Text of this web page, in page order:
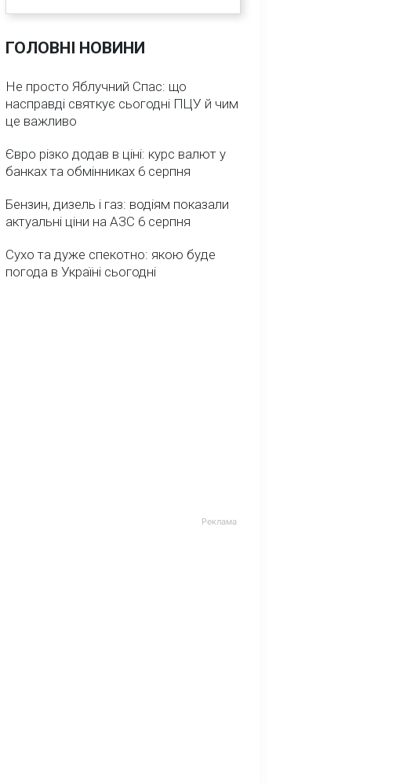
ГОЛОВНІ НОВИНИ
Не просто Яблучний Спас: що
насправді святкує сьогодні ПЦУ й чим
це важливо
Євро різко додав в ціні: курс валют у
банках та обмінниках 6 серпня
Бензин, дизель і газ: водіям показали
актуальні ціни на АЗС 6 серпня
Сухо та дуже спекотно: якою буде
погода в Україні сьогодні